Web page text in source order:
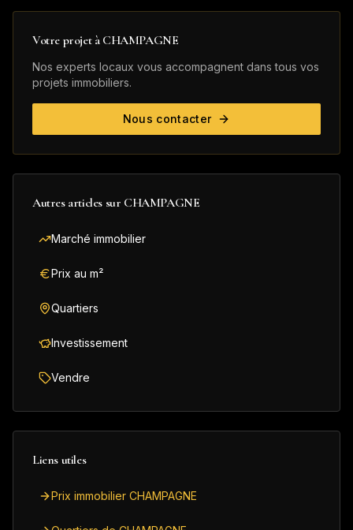
Votre projet à CHAMPAGNE
Nos experts locaux vous accompagnent dans tous vos
projets immobiliers.
Nous contacter
Autres articles sur CHAMPAGNE
Marché immobilier
Prix au m²
Quartiers
Investissement
Vendre
Liens utiles
Prix immobilier CHAMPAGNE